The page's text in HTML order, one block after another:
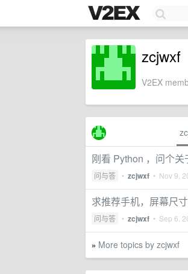
zcjwxf
V2EX
刚看 Python ，问个
问与答 • zcjwxf • Nov 9,
求推荐手机，屏幕尺
问与答 • zcjwxf • Sep 6,
» More topics by zcjwxf